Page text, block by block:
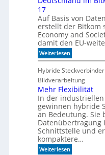
k
s
i
k
p
a
n
e
l
s
h
o
n
a
n
o
r
g
e
n
b
a
u
e
n
17
Auf Basis von
erstellt der Bitkom
Economy and
damit den EU-
Weiterlesen:
D
u
t
s
c
h
l
a
n
d
i
m
B
Hybride
Bildverarbeitung
Mehr Flexibilität
In der
gewinnen hybride
an Bedeutung. Sie
Datenübertragung
Schnittstelle und
kompaktere…
Weiterlesen: